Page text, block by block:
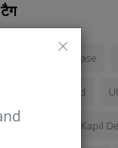
टैग
Ankita Bhandari case
Bjp in uttarakhand
Kapil